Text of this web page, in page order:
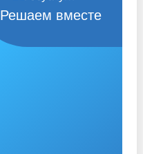
Решаем вместе